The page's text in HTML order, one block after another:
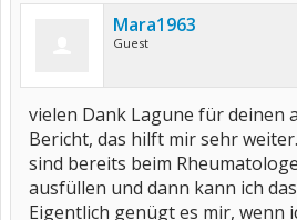
Mara1963
Guest
vielen Dank Lagune für deinen
Bericht, das hilft mir sehr
sind bereits beim
ausfüllen und dann kann ich
Eigentlich genügt es mir, wenn